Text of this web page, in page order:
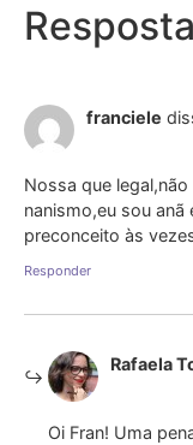
franciele
Nossa que
nanismo,eu sou
preconceito às
Responder
Rafaela
Oi Fran! Uma